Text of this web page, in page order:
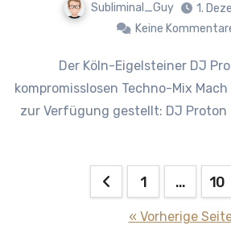
Subliminal_Guy
1.
Keine
Der Köln-Eigelsteiner DJ Proton hat den
kompromisslosen Techno-Mix
zur Verfügung gestellt: DJ Proton
1 … 10
« Vorherige